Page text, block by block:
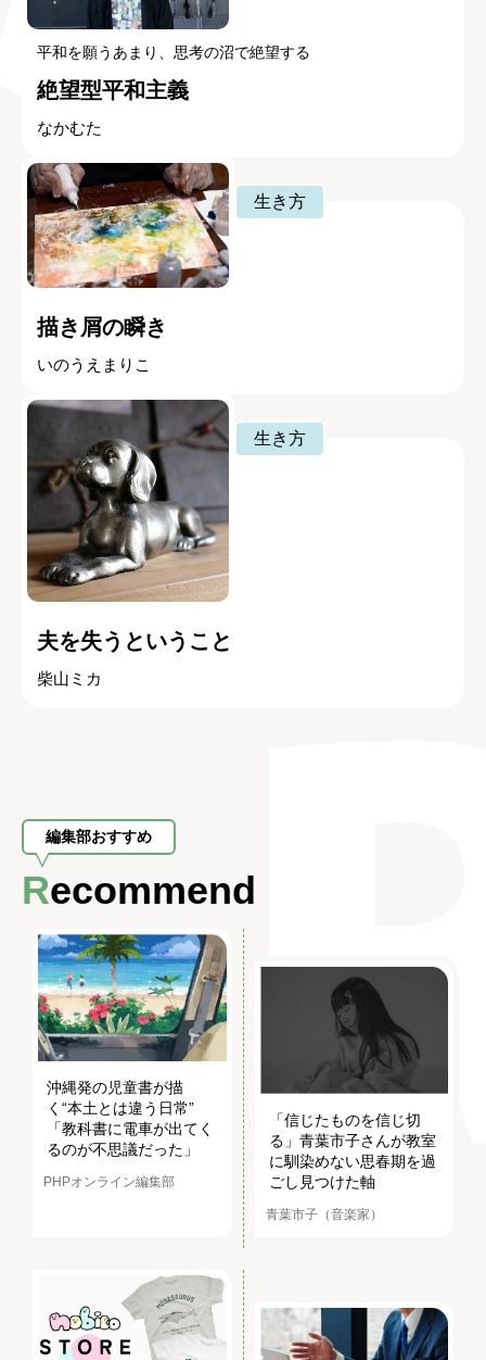
平和を願うあまり、思考の沼で絶望する
絶望型平和主義
なかむた
生き方
描き屑の瞬き
いのうえまりこ
生き方
夫を失うということ
柴山ミカ
編集部おすすめ
Recommend
沖縄発の児童書が描
く“本土とは違う日常”
「教科書に電車が出てく
るのが不思議だった」
PHPオンライン編集部
「信じたものを信じ切
る」青葉市子さんが教室
に馴染めない思春期を過
ごし見つけた軸
青葉市子（音楽家）